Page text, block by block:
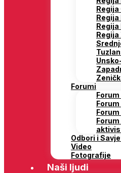
Regija
Regija
Forumi
Forum
Odbori i
Video
Fotografije
Naši ljudi